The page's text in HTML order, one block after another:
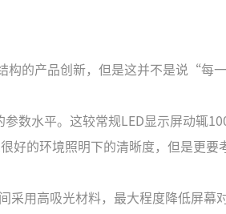
构的产品创新，但是这并不是说“每
数水平。这较常规LED显示屏动辄
好的环境照明下的清晰度，但是更
采用高吸光材料，最大程度降低屏幕